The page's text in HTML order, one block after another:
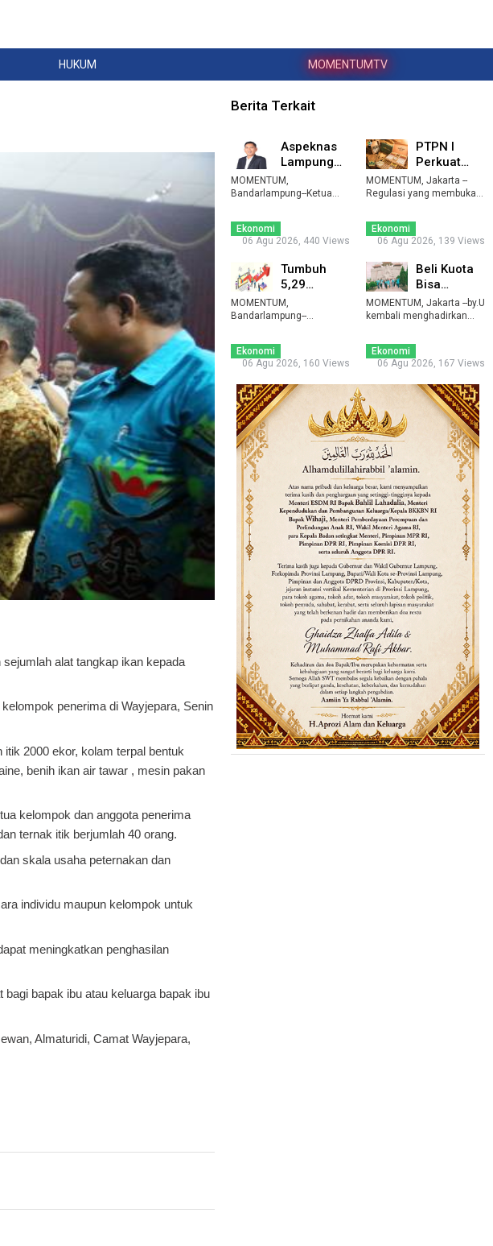
HUKUM MOMENTUMTV
alat tangkap ikan kepada
penerima di Wayjepara, Senin
2000 ekor, kolam terpal bentuk
benih ikan air tawar , mesin pakan
kelompok dan anggota penerima
ternak itik berjumlah 40 orang.
skala usaha peternakan dan
individu maupun kelompok untuk
meningkatkan penghasilan
bapak ibu atau keluarga bapak ibu
Almaturidi, Camat Wayjepara,
Berita Terkait
Aspeknas
Lampung
Minta OPD
Selektif
MOMENTUM,
Bandarlampung--Ketua
Ekonomi
06 Agu 2026, 440 Views
PTPN I
Perkuat
Branding
Produk Hilir
MOMENTUM, Jakarta --
Regulasi yang membuka
Ekonomi
06 Agu 2026, 139 Views
Tumbuh
5,29
Persen,
Ekonomi
Tetap Tan ...
MOMENTUM,
Bandarlampung--
Ekonomi
06 Agu 2026, 160 Views
Beli Kuota
Bisa
Liburan,
by.U
Hadirka ...
MOMENTUM, Jakarta --by.U
kembali menghadirkan
Ekonomi
06 Agu 2026, 167 Views